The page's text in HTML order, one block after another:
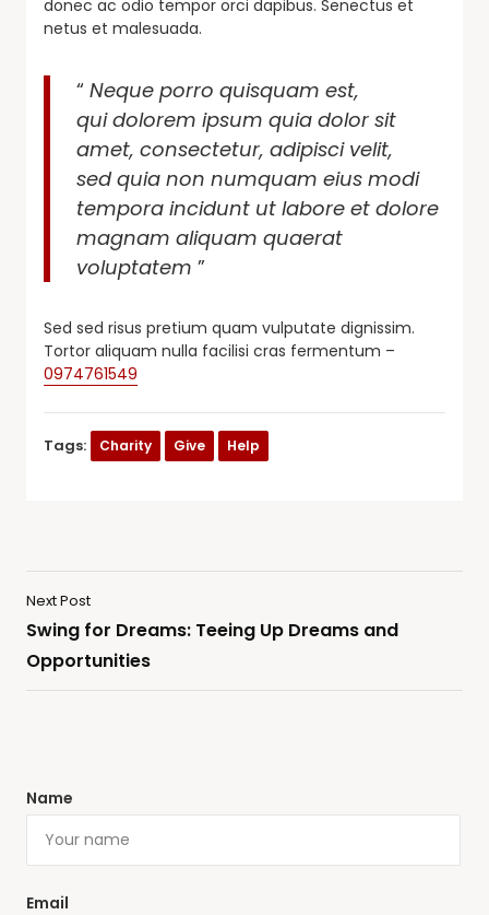
donec ac odio tempor orci dapibus. Senectus et
netus et malesuada.
“ Neque porro quisquam est,
qui dolorem ipsum quia dolor sit
amet, consectetur, adipisci velit,
sed quia non numquam eius modi
tempora incidunt ut labore et dolore
magnam aliquam quaerat
voluptatem ”
Sed sed risus pretium quam vulputate dignissim.
Tortor aliquam nulla facilisi cras fermentum –
0974761549
Tags: Charity Give Help
Next Post
Swing for Dreams: Teeing Up Dreams and
Opportunities
Name
Email